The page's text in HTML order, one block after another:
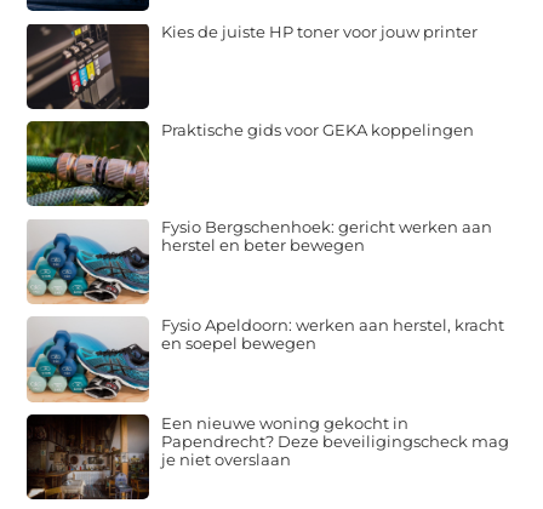
Kies de juiste HP toner voor jouw printer
Praktische gids voor GEKA koppelingen
Fysio Bergschenhoek: gericht werken aan
herstel en beter bewegen
Fysio Apeldoorn: werken aan herstel, kracht
en soepel bewegen
Een nieuwe woning gekocht in
Papendrecht? Deze beveiligingscheck mag
je niet overslaan